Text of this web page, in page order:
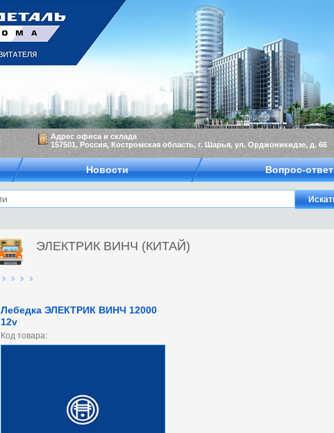
ЭЛЕКТРИК ВИНЧ (КИТАЙ)
Лебедка ЭЛЕКТРИК ВИНЧ 12000
12v
Код товара:
Адрес офиса и склада
157501, Россия, Костромская область, г. Шарья, ул. Орджоникидзе, д. 66
Новости Вопрос-ответ